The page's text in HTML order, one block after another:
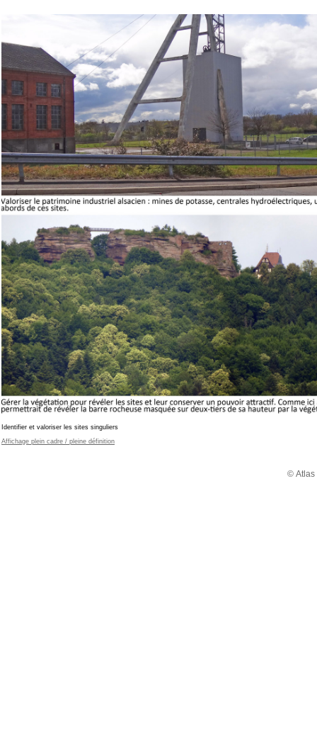
Identifier et valoriser les sites singuliers
Affichage plein cadre / pleine définition
© Atlas